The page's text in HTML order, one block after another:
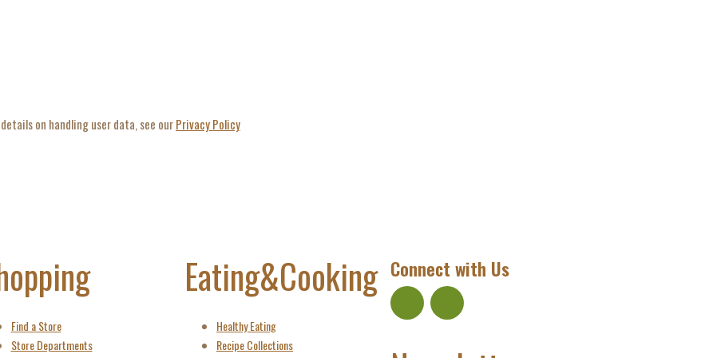
on handling user data, see ourPrivacy Policy
Find a Store
Store Departments
Eating&Cooking
Healthy Eating
Recipe Collections
Connect with Us